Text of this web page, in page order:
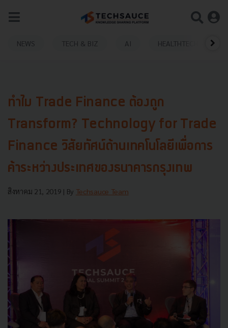
NEWS TECH & BIZ AI HEALTHTECH
ทำไม Trade Finance ต้องถูก
Transform? Technology for Trade
Finance วิสัยทัศน์ด้านเทคโนโลยีเพื่อการ
ค้าระหว่างประเทศของธนาคารกรุงเทพ
สิงหาคม 21, 2019 | By Techsauce Team